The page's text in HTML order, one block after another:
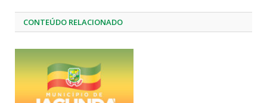
CONTEÚDO RELACIONADO